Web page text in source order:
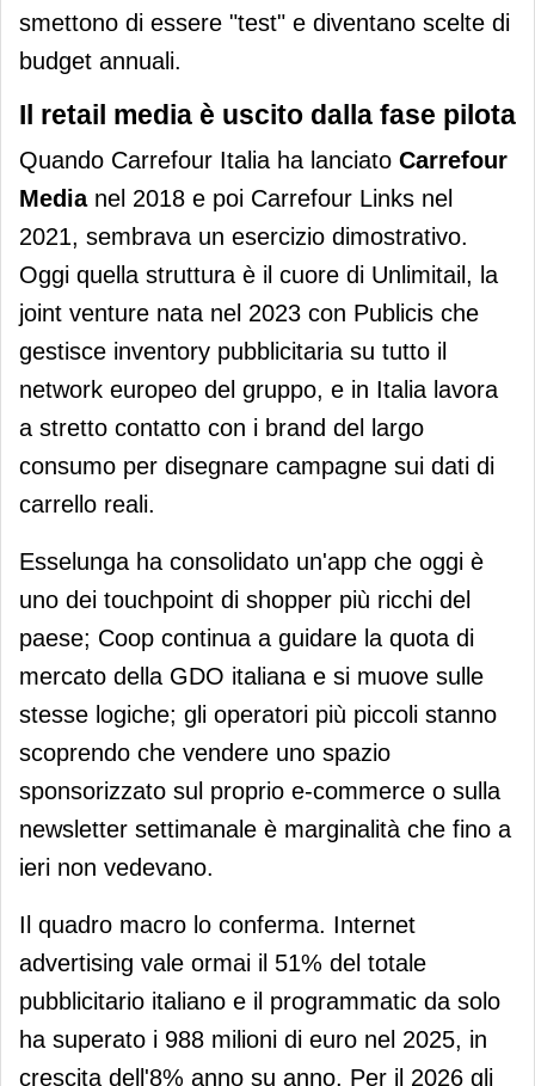
smettono di essere "test" e diventano scelte di
budget annuali.
Il retail media è uscito dalla fase pilota
Quando Carrefour Italia ha lanciato Carrefour
Medianel 2018 e poi Carrefour Links nel
2021, sembrava un esercizio dimostrativo.
Oggi quella struttura è il cuore di Unlimitail, la
joint venture nata nel 2023 con Publicis che
gestisce inventory pubblicitaria su tutto il
network europeo del gruppo, e in Italia lavora
a stretto contatto con i brand del largo
consumo per disegnare campagne sui dati di
carrello reali.
Esselunga ha consolidato un'app che oggi è
uno dei touchpoint di shopper più ricchi del
paese; Coop continua a guidare la quota di
mercato della GDO italiana e si muove sulle
stesse logiche; gli operatori più piccoli stanno
scoprendo che vendere uno spazio
sponsorizzato sul proprio e-commerce o sulla
newsletter settimanale è marginalità che fino a
ieri non vedevano.
Il quadro macro lo conferma. Internet
advertising vale ormai il 51% del totale
pubblicitario italiano e il programmatic da solo
ha superato i 988 milioni di euro nel 2025, in
crescita dell'8% anno su anno. Per il 2026 gli